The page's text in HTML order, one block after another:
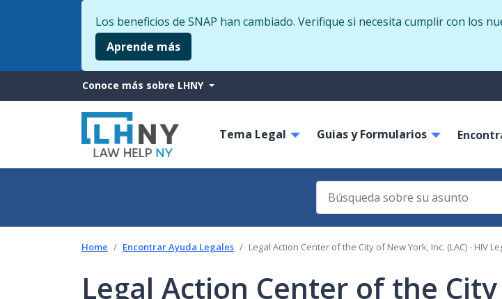
to
Los beneficios de SNAP han cambiado. Verifique si necesita cumplir con los
Aprende más
More
from
LHNY
Conoce más sobre LHNY
navigation
Tema Legal Guias y Formularios
Home Encontrar Ayuda Legales Legal Action Center of the City of New York, Inc. (LAC) - HIV
Legal Action Center of the